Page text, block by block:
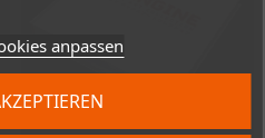
anpassen